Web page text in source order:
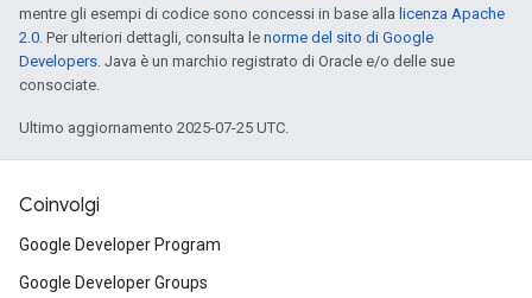
mentre gli esempi di codice sono concessi in base alla licenza Apache
2.0. Per ulteriori dettagli, consulta le norme del sito di Google
Developers. Java è un marchio registrato di Oracle e/o delle sue
consociate.
Ultimo aggiornamento 2025-07-25 UTC.
Coinvolgi
Google Developer Program
Google Developer Groups